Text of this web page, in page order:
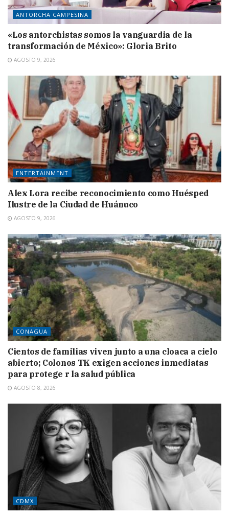
ANTORCHA CAMPESINA
«Los antorchistas somos la vanguardia de la
transformación de México»: Gloria Brito
AGOSTO 9, 2026
ENTERTAINMENT
Alex Lora recibe reconocimiento como Huésped
Ilustre de la Ciudad de Huánuco
AGOSTO 9, 2026
CONAGUA
Cientos de familias viven junto a una cloaca a cielo
abierto; Colonos TK exigen acciones inmediatas
para protege r la salud pública
AGOSTO 8, 2026
CDMX